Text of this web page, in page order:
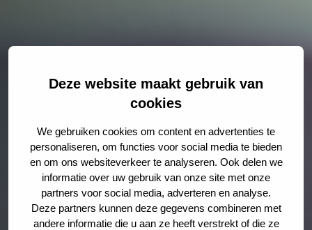
Deze website maakt gebruik van
cookies
We gebruiken cookies om content en advertenties te
personaliseren, om functies voor social media te bieden
en om ons websiteverkeer te analyseren. Ook delen we
informatie over uw gebruik van onze site met onze
partners voor social media, adverteren en analyse.
Deze partners kunnen deze gegevens combineren met
andere informatie die u aan ze heeft verstrekt of die ze